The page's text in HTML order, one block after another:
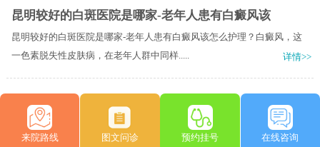
昆明较好的白斑医院是哪家-老年人患有白癜风该
昆明较好的白斑医院是哪家-老年人患有白癜风该怎么护理？白癜风，这
一色素脱失性皮肤病，在老年人群中同样.....
详情>>
来院路线 图文问诊 预约挂号 在线咨询